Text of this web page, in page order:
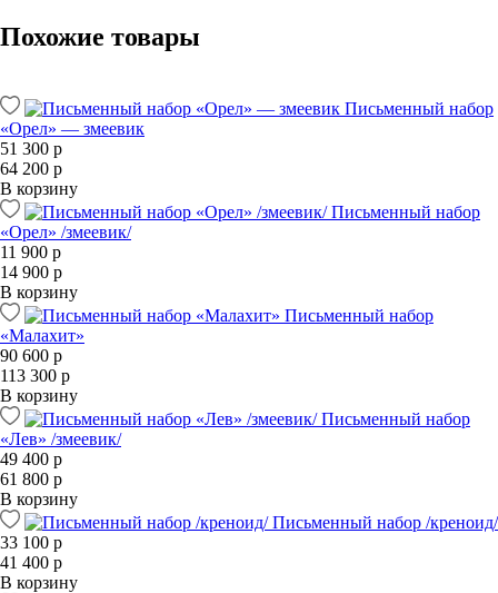
Похожие товары
Письменный набор
«Орел» — змеевик
51 300 р
64 200 р
В корзину
Письменный набор
«Орел» /змеевик/
11 900 р
14 900 р
В корзину
Письменный набор
«Малахит»
90 600 р
113 300 р
В корзину
Письменный набор
«Лев» /змеевик/
49 400 р
61 800 р
В корзину
Письменный набор /креноид/
33 100 р
41 400 р
В корзину